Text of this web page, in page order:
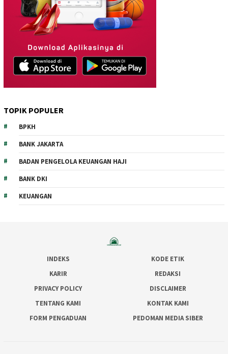
TOPIK POPULER
BPKH
BANK JAKARTA
BADAN PENGELOLA KEUANGAN HAJI
BANK DKI
KEUANGAN
INDEKS
KODE ETIK
KARIR
REDAKSI
PRIVACY POLICY
DISCLAIMER
TENTANG KAMI
KONTAK KAMI
FORM PENGADUAN
PEDOMAN MEDIA SIBER